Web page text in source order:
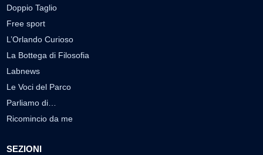
Doppio Taglio
Free sport
L’Orlando Curioso
La Bottega di Filosofia
Labnews
Le Voci del Parco
Parliamo di…
Ricomincio da me
SEZIONI